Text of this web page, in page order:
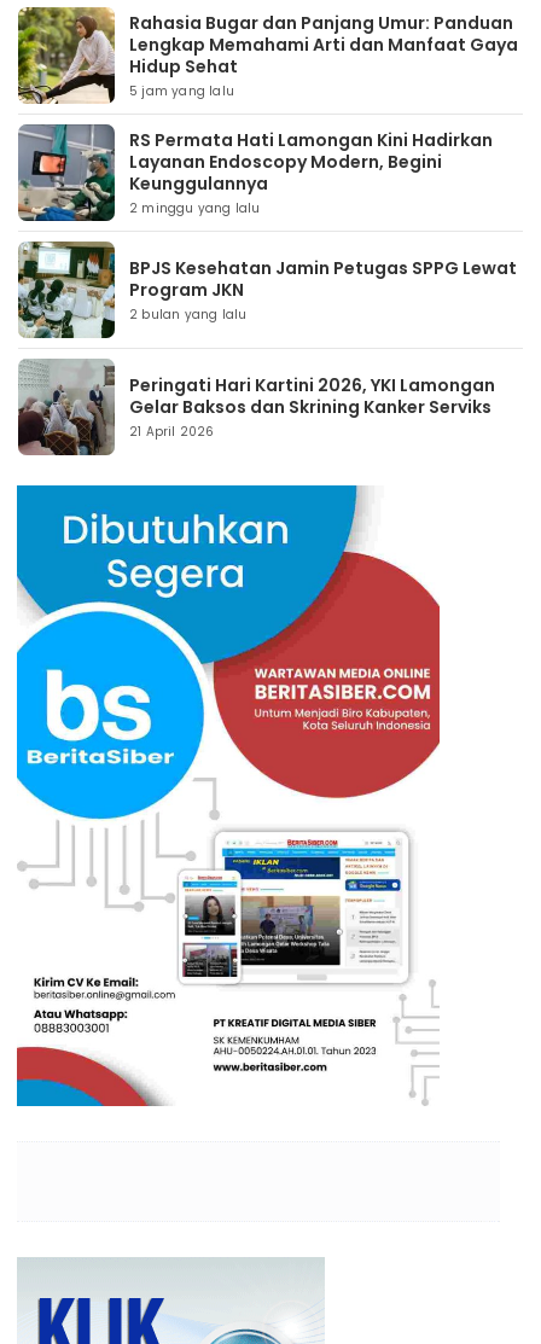
Rahasia Bugar dan Panjang Umur: Panduan
Lengkap Memahami Arti dan Manfaat Gaya
Hidup Sehat
5 jam yang lalu
RS Permata Hati Lamongan Kini Hadirkan
Layanan Endoscopy Modern, Begini
Keunggulannya
2 minggu yang lalu
BPJS Kesehatan Jamin Petugas SPPG Lewat
Program JKN
2 bulan yang lalu
Peringati Hari Kartini 2026, YKI Lamongan
Gelar Baksos dan Skrining Kanker Serviks
21 April 2026